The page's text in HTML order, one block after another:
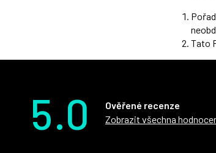
Tato
5.0
Ověřené recenze
Zobrazit všechna